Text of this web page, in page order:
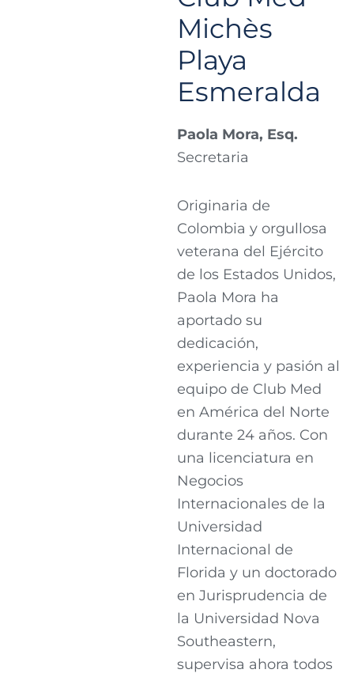
Michès
Playa
Esmeralda
Paola Mora, Esq.
Secretaria
Originaria de
Colombia y orgullosa
veterana del Ejército
de los Estados Unidos,
Paola Mora ha
aportado su
dedicación,
experiencia y pasión al
equipo de Club Med
en América del Norte
durante 24 años. Con
una licenciatura en
Negocios
Internacionales de la
Universidad
Internacional de
Florida y un doctorado
en Jurisprudencia de
la Universidad Nova
Southeastern,
supervisa ahora todos